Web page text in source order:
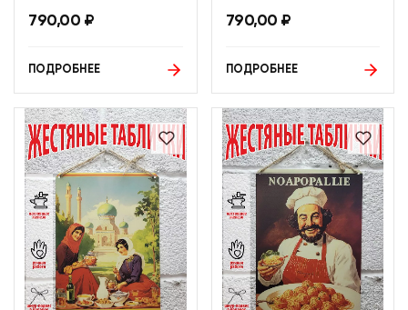
790,00 ₽
ПОДРОБНЕЕ
790,00 ₽
ПОДРОБНЕЕ